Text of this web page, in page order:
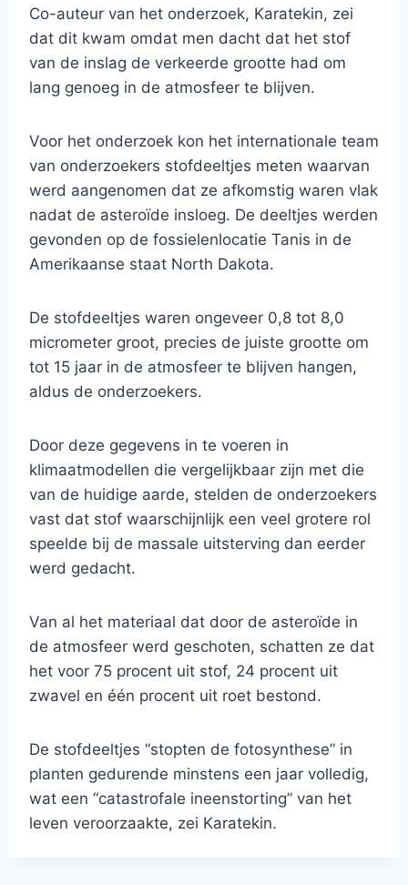
Co-auteur van het onderzoek, Karatekin, zei
dat dit kwam omdat men dacht dat het stof
van de inslag de verkeerde grootte had om
lang genoeg in de atmosfeer te blijven.
Voor het onderzoek kon het internationale team
van onderzoekers stofdeeltjes meten waarvan
werd aangenomen dat ze afkomstig waren vlak
nadat de asteroïde insloeg. De deeltjes werden
gevonden op de fossielenlocatie Tanis in de
Amerikaanse staat North Dakota.
De stofdeeltjes waren ongeveer 0,8 tot 8,0
micrometer groot, precies de juiste grootte om
tot 15 jaar in de atmosfeer te blijven hangen,
aldus de onderzoekers.
Door deze gegevens in te voeren in
klimaatmodellen die vergelijkbaar zijn met die
van de huidige aarde, stelden de onderzoekers
vast dat stof waarschijnlijk een veel grotere rol
speelde bij de massale uitsterving dan eerder
werd gedacht.
Van al het materiaal dat door de asteroïde in
de atmosfeer werd geschoten, schatten ze dat
het voor 75 procent uit stof, 24 procent uit
zwavel en één procent uit roet bestond.
De stofdeeltjes “stopten de fotosynthese” in
planten gedurende minstens een jaar volledig,
wat een “catastrofale ineenstorting” van het
leven veroorzaakte, zei Karatekin.